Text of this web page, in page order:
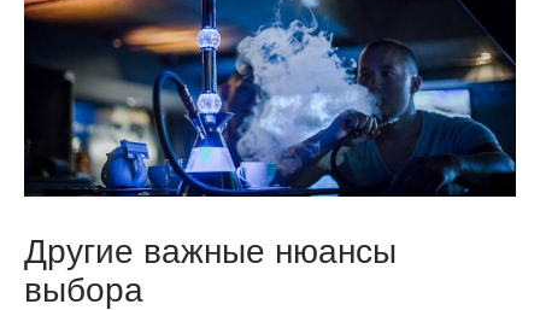
Другие важные нюансы
выбора